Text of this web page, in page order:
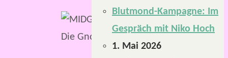
David
und
Mirco
Blutmond-Kampagne: Im
Gespräch mit Niko Hoch
1. Mai 2026